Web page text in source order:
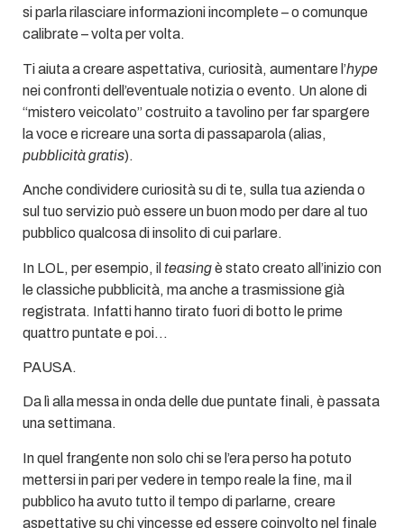
si parla rilasciare informazioni incomplete – o comunque
calibrate – volta per volta.
Ti aiuta a creare aspettativa, curiosità, aumentare l’hype
nei confronti dell’eventuale notizia o evento. Un alone di
“mistero veicolato” costruito a tavolino per far spargere
la voce e ricreare una sorta di passaparola (alias,
pubblicità gratis).
Anche condividere curiosità su di te, sulla tua azienda o
sul tuo servizio può essere un buon modo per dare al tuo
pubblico qualcosa di insolito di cui parlare.
In LOL, per esempio, il teasingè stato creato all’inizio con
le classiche pubblicità, ma anche a trasmissione già
registrata. Infatti hanno tirato fuori di botto le prime
quattro puntate e poi…
PAUSA.
Da lì alla messa in onda delle due puntate finali, è passata
una settimana.
In quel frangente non solo chi se l’era perso ha potuto
mettersi in pari per vedere in tempo reale la fine, ma il
pubblico ha avuto tutto il tempo di parlarne, creare
aspettative su chi vincesse ed essere coinvolto nel finale